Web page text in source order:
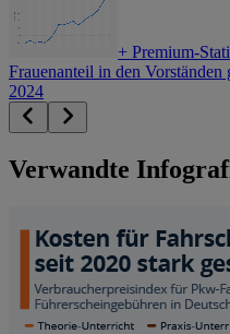
+ Premium-
Frauenanteil in den Vorständen
2024
Verwandte